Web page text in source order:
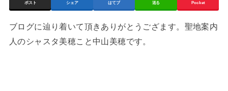
ポスト シェア はてブ 送る Pocket
ブログに辿り着いて頂きありがとうござます。聖地案内
人のシャスタ美穂こと中山美穂です。